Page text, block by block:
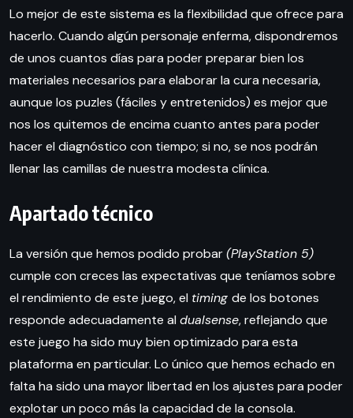
Lo mejor de este sistema es la flexibilidad que ofrece para
hacerlo. Cuando algún personaje enferma, dispondremos
de unos cuantos días para poder preparar bien los
materiales necesarios para elaborar la cura necesaria,
aunque los puzles (fáciles y entretenidos) es mejor que
nos los quitemos de encima cuanto antes para poder
hacer el diagnóstico con tiempo; si no, se nos podrán
llenar las camillas de nuestra modesta clínica.
Apartado técnico
La versión que hemos podido probar(PlayStation 5)
cumple con creces las expectativas que teníamos sobre
el rendimiento de este juego, el timing de los botones
responde adecuadamente al dualsense, reflejando que
este juego ha sido muy bien optimizado para esta
plataforma en particular. Lo único que hemos echado en
falta ha sido una mayor libertad en los ajustes para poder
explotar un poco más la capacidad de la consola.